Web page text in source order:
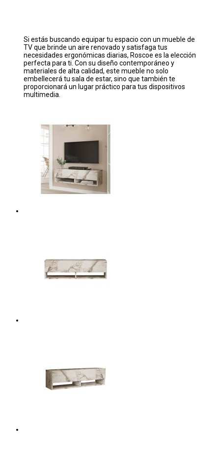
Si estás buscando equipar tu espacio con un mueble de
TV que brinde un aire renovado y satisfaga tus
necesidades ergonómicas diarias, Roscoe es la elección
perfecta para ti. Con su diseño contemporáneo y
materiales de alta calidad, este mueble no solo
embellecerá tu sala de estar, sino que también te
proporcionará un lugar práctico para tus dispositivos
multimedia.